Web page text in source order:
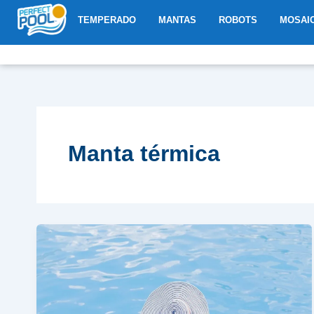
TEMPERADO
ABRIR TEMPERADO
MANTAS ABRIR MANTAS
ROBOTS ABRIR
Manta térmica